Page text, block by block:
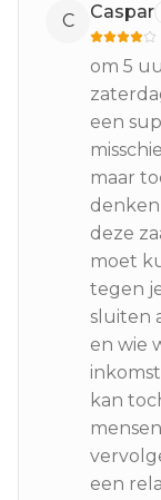
C Caspar
om 5
een
maar
deze
moet
tegen
sluiten
en wie
kan
een